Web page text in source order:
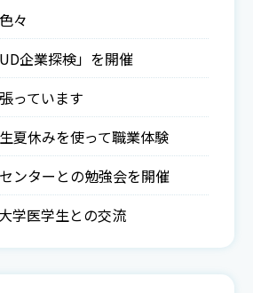
々
企業探検」を開催
っています
夏休みを使って職業体験
ンターとの勉強会を開催
学医学生との交流